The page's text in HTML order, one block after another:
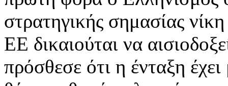
στρατηγικής σημασίας
ΕΕ δικαιούται να
πρόσθεσε ότι η ένταξη